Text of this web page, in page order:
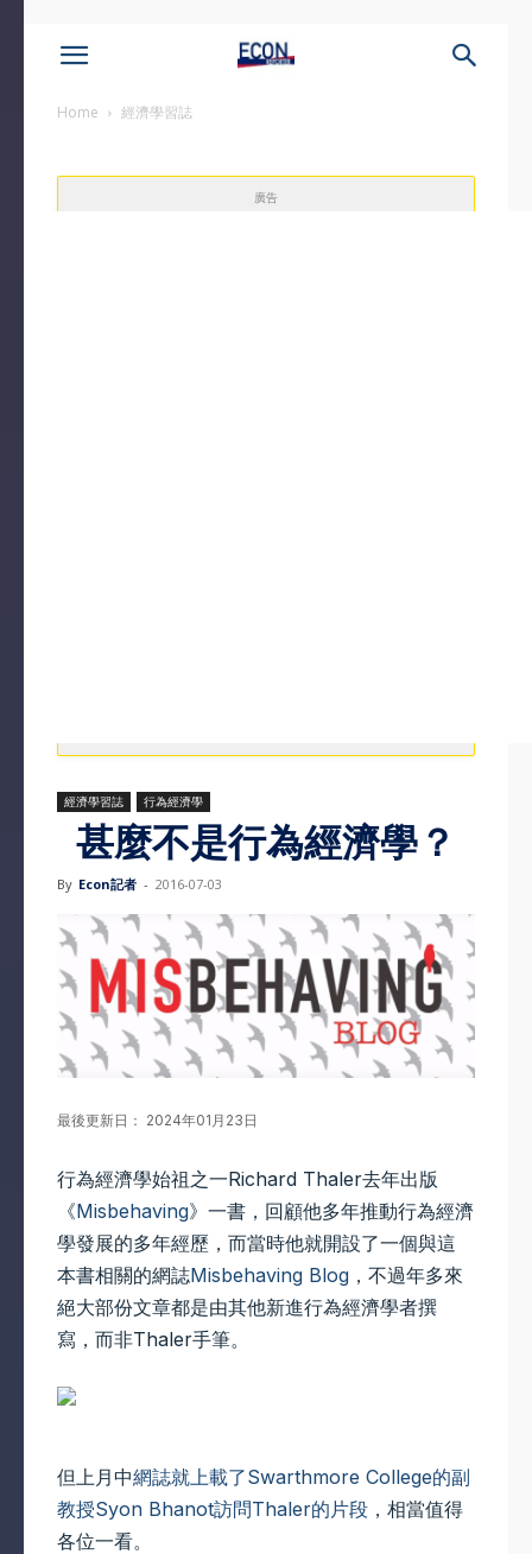
Home 經濟學習誌
廣告
經濟學習誌 行為經濟學
甚麼不是行為經濟學？
By Econ記者 - 2016-07-03
最後更新日： 2024年01月23日
行為經濟學始祖之一Richard Thaler去年出版
《Misbehaving》一書，回顧他多年推動行為經濟
學發展的多年經歷，而當時他就開設了一個與這
本書相關的網誌Misbehaving Blog ，不過年多來
絕大部份文章都是由其他新進行為經濟學者撰
寫，而非Thaler手筆。
但上月中網誌就上載了Swarthmore College的副
教授Syon Bhanot訪問Thaler的片段 ，相當值得
各位一看。